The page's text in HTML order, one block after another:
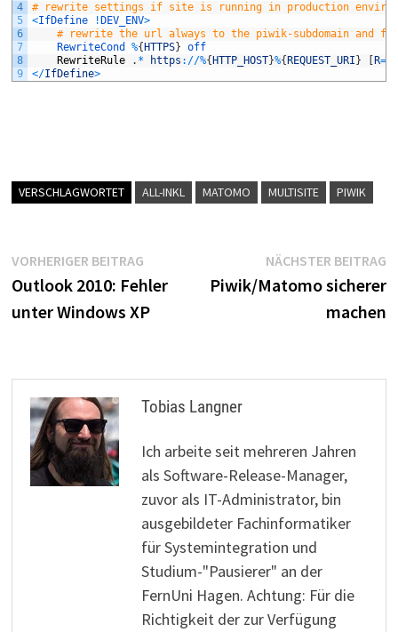
4
5
6
7
8
9
# rewrite settings if site is running in production
<IfDefine ! DEV_ENV>
# rewrite the url always to the piwik-subdomain and
RewriteCond
%{ HTTPS} off
RewriteRule
. * https : //%{ HTTP_HOST}%{ REQUEST_URI } R=
</IfDefine>
VERSCHLAGWORTET ALL-INKL MATOMO MULTISITE PIWIK
Beitragsnavigation
VORHERIGER BEITRAGVorheriger
Beitrag:
Outlook 2010: Fehler
unter Windows XP
NÄCHSTER BEITRAG
Piwik/Matomo sicherer
machen
Tobias Langner
Ich arbeite seit mehreren Jahren
als Software-Release-Manager,
zuvor als IT-Administrator, bin
ausgebildeter Fachinformatiker
für Systemintegration und
Studium-"Pausierer" an der
FernUni Hagen. Achtung: Für die
Richtigkeit der zur Verfügung